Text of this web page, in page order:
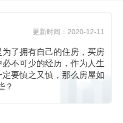
更新时间：2020-12-11
了拥有自己的住房，买房
不可少的经历，作为人生
要慎之又慎，那么房屋如
？